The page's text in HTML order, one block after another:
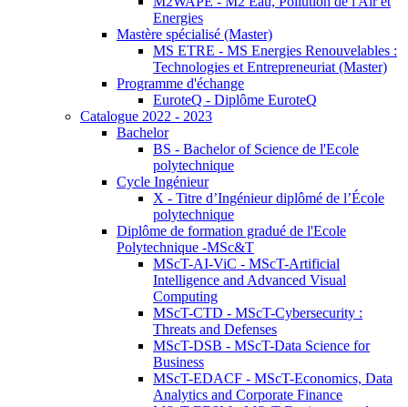
Energies
Mastère spécialisé (Master)
MS ETRE - MS Energies Renouvelables :
Technologies et Entrepreneuriat (Master)
Programme d'échange
EuroteQ - Diplôme EuroteQ
Catalogue 2022 - 2023
Bachelor
BS - Bachelor of Science de l'Ecole
polytechnique
Cycle Ingénieur
X - Titre d’Ingénieur diplômé de l’École
polytechnique
Diplôme de formation gradué de l'Ecole
Polytechnique -MSc&T
MScT-AI-ViC - MScT-Artificial
Intelligence and Advanced Visual
Computing
MScT-CTD - MScT-Cybersecurity :
Threats and Defenses
MScT-DSB - MScT-Data Science for
Business
MScT-EDACF - MScT-Economics, Data
Analytics and Corporate Finance